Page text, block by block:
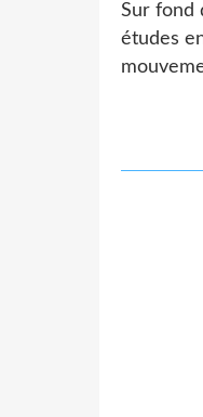
Sur fond
études